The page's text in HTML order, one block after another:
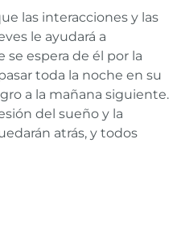
las interacciones y las
le ayudará a
espera de él por la
toda la noche en su
a la mañana siguiente.
del sueño y la
atrás, y todos